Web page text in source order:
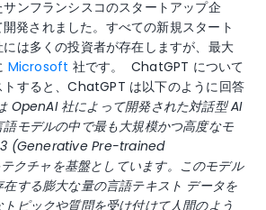
ンフランシスコのスタートアップ企
発されました。すべての新規スタート
は多くの投資者が存在しますが、最大
Microsoft 社です。
ChatGPT について
すると、ChatGPT は以下のように回答
OpenAI 社によって開発された対話型 AI
モデルの中で最も大規模かつ高度なモ
3 (Generative Pre-trained
クチャを基盤としています。このモデル
する膨大な量の言語テキスト データを
ピックや質問を受け付けて人間のよう